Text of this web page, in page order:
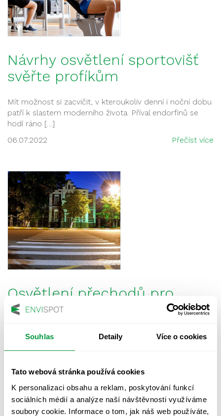
Souhlas Detaily Více o cookies
Tato webová stránka používá cookies
K personalizaci obsahu a reklam, poskytování funkcí
sociálních médií a analýze naší návštěvnosti využíváme
soubory cookie. Informace o tom, jak náš web používáte,
Návrhy osvětlení sportovišť
svěřte profíkům
Mít možnost si zacvičit, v kteroukoliv denní i noční dobu
patří k slastem moderního života. Příval endorfinů se
hodí ráno […]
06.07.2022
Přečíst více
Osvětlení přechodů pro
chodce je výzva i pro
O tom, že jsou přechody jsou jedním z
pochyb. A to zejména v noci. […]
13.04.2022
Přečíst více